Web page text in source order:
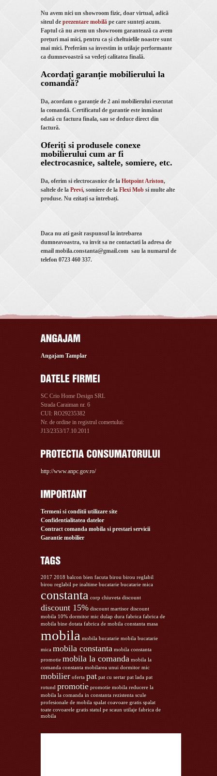
Nu avem nici un showroom fizic, doar virtual, adică
siteul de prezentare mobilă pe care sunteți acum.
Faptul că nu avem un showroom garantează ca avem
prețuri mai mici, pentru ca și cheltuielile noastre sunt
mai mici. Preferăm sa investim in utilaje performante
ca dumnevoastră sa vedeți calitatea finală.
Acordați garanție mobilierului la
comandă?
Da, acordam o garanție de 2 ani mobilierului executat
la comandă. Certificatul de garantie este inmânat
odată cu factura finala, sau se deduce direct din
factură.
Oferiți si produsele conexe
mobilierului cum ar fi
electrocasnice, saltele, somiere, etc.
Da, oferim si electrocasnice de la Hotpoint Ariston,
saltele de la Previ, somiere de la Flexi Mob si multe alte
produse. Nu ezitați sa întrebați.
Daca nu ati gasit raspunsul la intrebarea
dumneavoastra, va invit sa ne contactati la adresa de
email mobila.constanta@gmail.com sau la numarul de
telefon 0723 460 337.
Angajam Tamplar
SC Crio Home Design SRL
Strada Caraiman nr. 6
CUI: RO29235382
Nr. de ordine in registrul comertului:
J13/2353/17.10.2011
http://www.anpc.gov.ro/
Termeni si conditii utilizare site
Confidentialitatea datelor
Contract comanda mobila si prestari servicii
Garantie mobilier
2017 2018 balcon bien facuta birou birou reglabil
birou reglabil pe inaltime bucatarie bucatarie mica
constanta corp chiuveta discount
discount 15% discount martisor discount
mobila 10% dormitor mic dulap dura fabrica fabrica de
mobila bine dotata fabrica de mobila constanta masa
mobila mobila bucatarie mobila bucatarie
mica mobila constanta mobila constanta
promotie mobila la comanda mobila la
comanda constanta mobilarea unui dormitor mic
mobilier oferta pat pat cu sertar pat lada pat
rotund promotie promotie mobila reducere la
mobila la comanda in constanta rezistenta scule
profesionale de mobila spalat coavoare gratis spalat
toate covoarele gratis statul pe scaun utilaje fabrica de
mobila